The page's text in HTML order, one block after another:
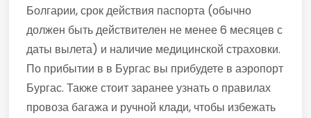
Болгарии, срок действия паспорта (обычно
должен быть действителен не менее 6 месяцев с
даты вылета) и наличие медицинской страховки.
По прибытии в в Бургас вы прибудете в аэропорт
Бургас. Также стоит заранее узнать о правилах
провоза багажа и ручной клади, чтобы избежать